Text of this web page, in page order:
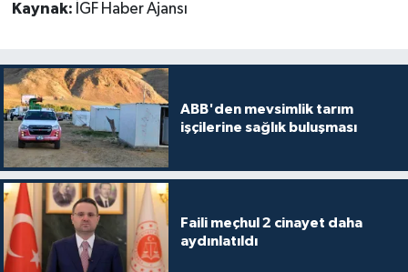
Kaynak: İGF Haber Ajansı
ABB'den mevsimlik tarım
işçilerine sağlık buluşması
Faili meçhul 2 cinayet daha
aydınlatıldı